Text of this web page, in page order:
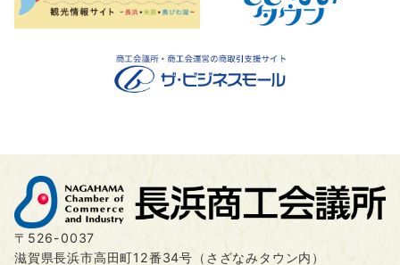
〒526-0037
滋賀県長浜市高田町12番34号（さざなみタウン内）